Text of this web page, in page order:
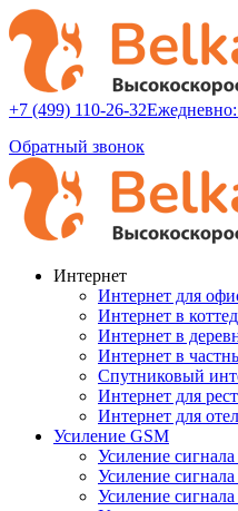
+7 (499) 110-26-32
Обратный звонок
Интернет
Интернет для
Интернет в
Интернет в
Интернет в
Спутниковый
Интернет для
Интернет для
Усиление GSM
Усиление
Усиление
Усиление